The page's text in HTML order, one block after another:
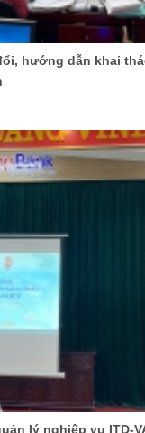
hướng dẫn khai
lý nghiệp vụ ITD-